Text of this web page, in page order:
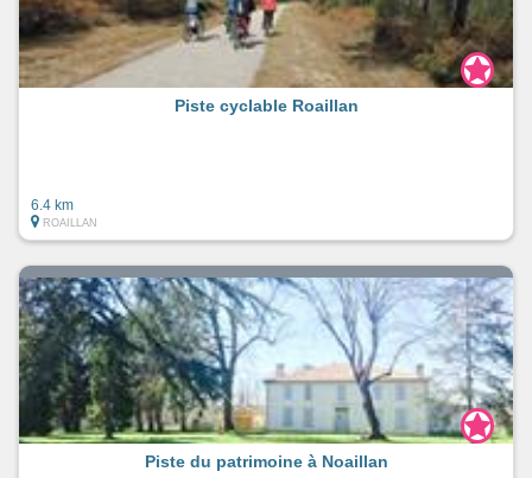
Piste cyclable Roaillan
6.4 km
ROAILLAN
Piste du patrimoine à Noaillan